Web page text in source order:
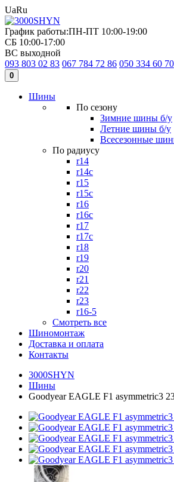
UaRu
График работы:ПН-ПТ 10:00-19:00
СБ 10:00-17:00
ВС выходной
093 803 02 83 067 784 72 86 050 334 60 70
0
Шины
По сезону
Зимние шины б/у
Летние шины б/у
Всесезонные
По радиусу
r14
r14c
r15
r15c
r16
r16c
r17
r17c
r18
r19
r20
r21
r22
r23
r16-5
Смотреть все
Шиномонтаж
Доставка и оплата
Контакты
3000SHYN
Шины
Goodyear EAGLE F1 asymmetric3